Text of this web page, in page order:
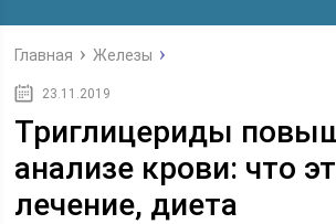
Главная Железы
23.11.2019
Триглицериды
анализе крови: что
лечение, диета